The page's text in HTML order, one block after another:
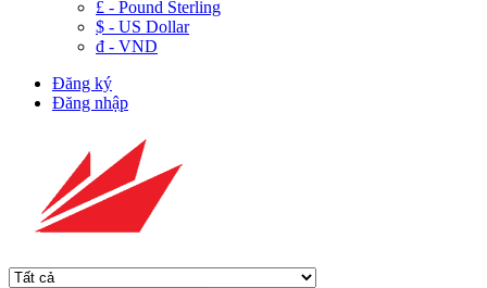
£ - Pound Sterling
$ - US Dollar
đ - VND
Đăng ký
Đăng nhập